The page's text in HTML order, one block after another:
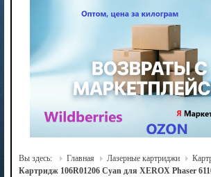
Вы здесь: Главная Лазерные картриджи
Картридж 106R01206 Cyan для XEROX Phaser